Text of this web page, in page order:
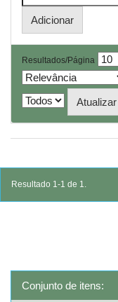
Resultados/Página
Resultado 1-1 de 1.
Conjunto de itens: